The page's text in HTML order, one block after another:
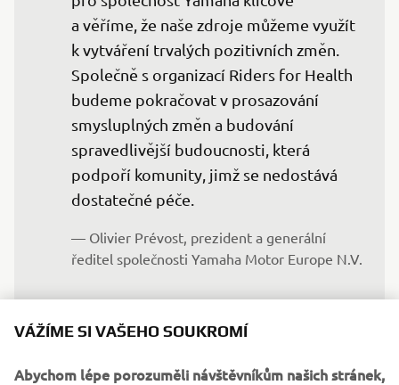
a věříme, že naše zdroje můžeme využít
k vytváření trvalých pozitivních změn.
Společně s organizací Riders for Health
budeme pokračovat v prosazování
smysluplných změn a budování
spravedlivější budoucnosti, která
podpoří komunity, jimž se nedostává
dostatečné péče.
— Olivier Prévost, prezident a generální
ředitel společnosti Yamaha Motor Europe N.V.
Jsme poctěni, že můžeme pokračovat v
odhodlání vytvářet pozitivní dopad na
VÁŽÍME SI VAŠEHO SOUKROMÍ
Abychom lépe porozuměli návštěvníkům našich stránek,